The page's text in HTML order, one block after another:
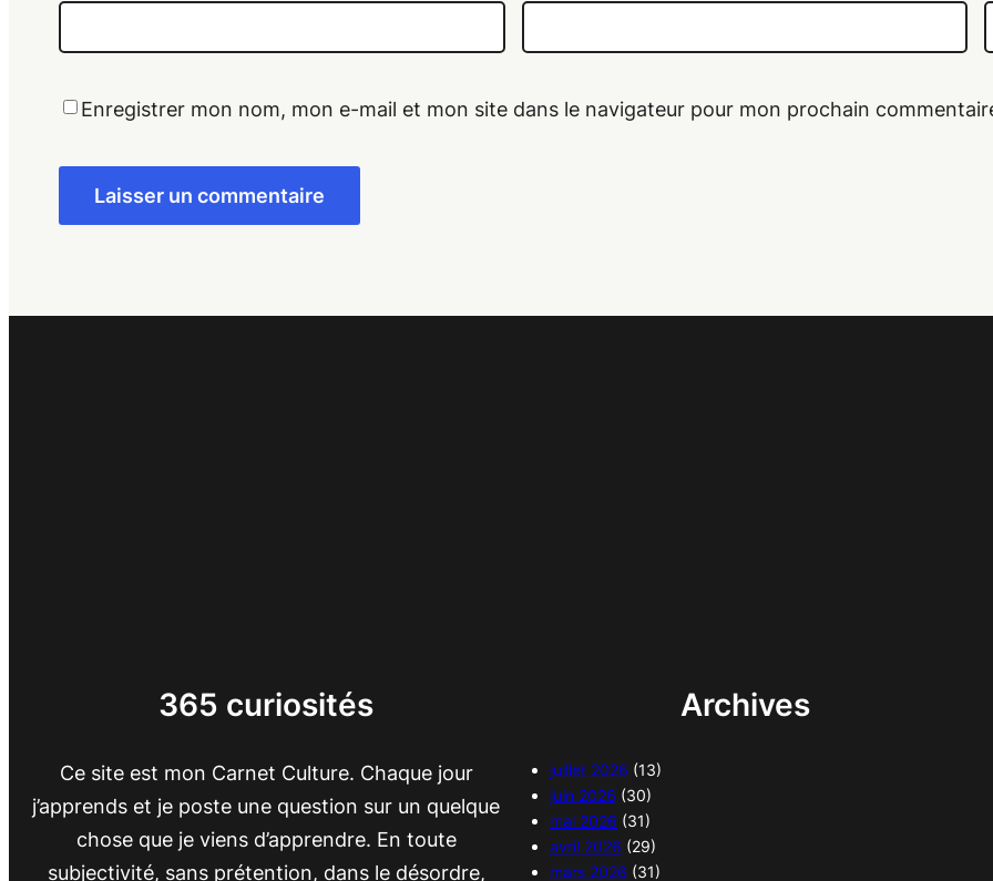
Enregistrer mon nom, mon e-mail et mon site dans le navigateur pour mon prochain
365 curiosités
Ce site est mon Carnet Culture. Chaque jour
j’apprends et je poste une question sur un quelque
chose que je viens d’apprendre. En toute
subjectivité, sans prétention, dans le désordre,
Archives
juillet 2026 (13)
juin 2026 (30)
mai 2026 (31)
avril 2026 (29)
mars 2026 (31)